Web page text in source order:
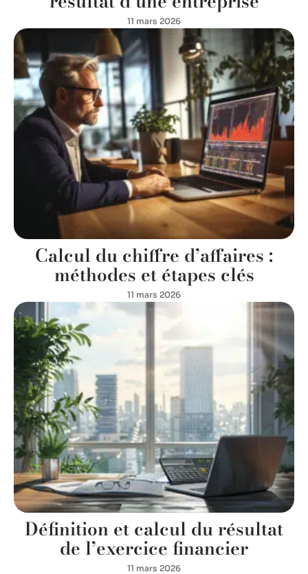
11 mars 2026
Calcul du chiffre d’affaires :
méthodes et étapes clés
11 mars 2026
Définition et calcul du résultat
de l’exercice financier
11 mars 2026